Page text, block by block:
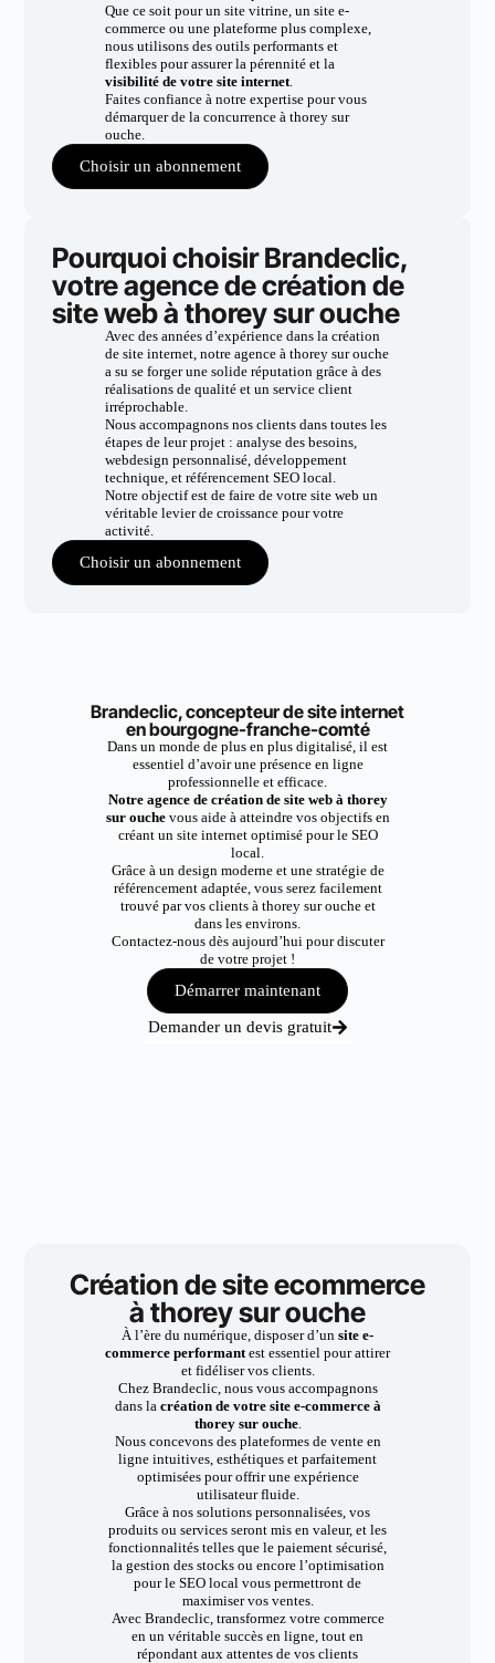
Que ce soit pour un site vitrine, un site e-
commerce ou une plateforme plus complexe,
nous utilisons des outils performants et
flexibles pour assurer la pérennité et la
visibilité de votre site internet.
Faites confiance à notre expertise pour vous
démarquer de la concurrence à thorey sur
ouche.
Choisir un abonnement
Pourquoi choisir Brandeclic,
votre agence de création de
site web à thorey sur ouche
Avec des années d’expérience dans la création
de site internet, notre agence à thorey sur ouche
a su se forger une solide réputation grâce à des
réalisations de qualité et un service client
irréprochable.
Nous accompagnons nos clients dans toutes les
étapes de leur projet : analyse des besoins,
webdesign personnalisé, développement
technique, et référencement SEO local.
Notre objectif est de faire de votre site web un
véritable levier de croissance pour votre
activité.
Choisir un abonnement
Brandeclic, concepteur de site internet
en bourgogne-franche-comté
Dans un monde de plus en plus digitalisé, il est
essentiel d’avoir une présence en ligne
professionnelle et efficace.
Notre agence de création de site web à thorey
sur ouchevous aide à atteindre vos objectifs en
créant un site internet optimisé pour le SEO
local.
Grâce à un design moderne et une stratégie de
référencement adaptée, vous serez facilement
trouvé par vos clients à thorey sur ouche et
dans les environs.
Contactez-nous dès aujourd’hui pour discuter
de votre projet !
Démarrer maintenant
Demander un devis gratuit
Création de site ecommerce
à thorey sur ouche
À l’ère du numérique, disposer d’un site e-
commerce performantest essentiel pour attirer
et fidéliser vos clients.
Chez Brandeclic, nous vous accompagnons
dans la création de votre site e-commerce à
thorey sur ouche.
Nous concevons des plateformes de vente en
ligne intuitives, esthétiques et parfaitement
optimisées pour offrir une expérience
utilisateur fluide.
Grâce à nos solutions personnalisées, vos
produits ou services seront mis en valeur, et les
fonctionnalités telles que le paiement sécurisé,
la gestion des stocks ou encore l’optimisation
pour le SEO local vous permettront de
maximiser vos ventes.
Avec Brandeclic, transformez votre commerce
en un véritable succès en ligne, tout en
répondant aux attentes de vos clients